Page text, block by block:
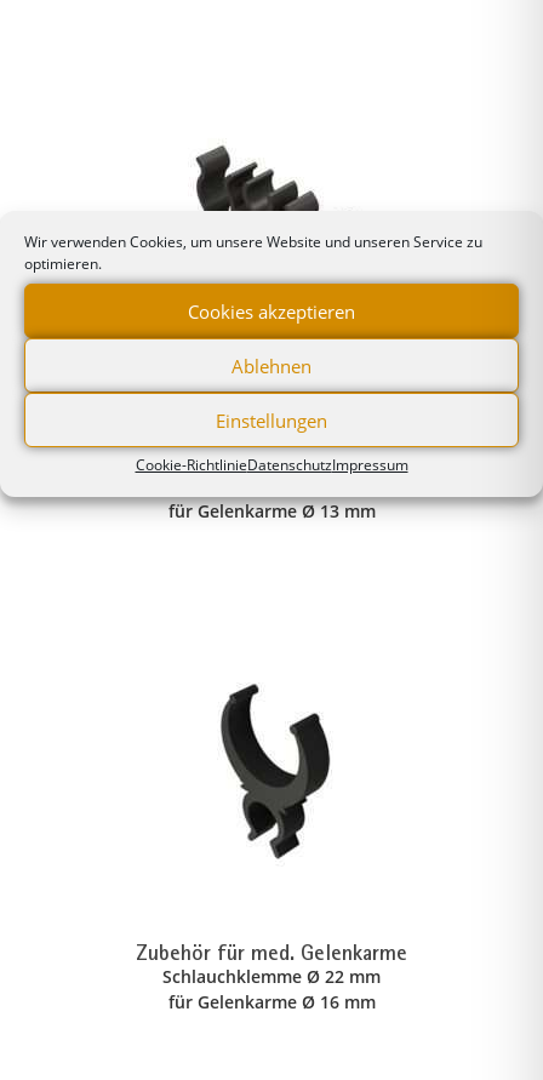
Wir verwenden Cookies, um unsere Website und unseren Service zu
optimieren.
Cookies akzeptieren
Ablehnen
Einstellungen
Cookie-RichtlinieDatenschutzImpressum
Medizinische Gelenkarme / Flex-Haltearme für
Beatmungsschläuche Zubehör für med.
Gelenkarme
für Gelenkarme Ø 13 mm
Zubehör für med. Gelenkarme
Schlauchklemme Ø 22 mm
für Gelenkarme Ø 16 mm